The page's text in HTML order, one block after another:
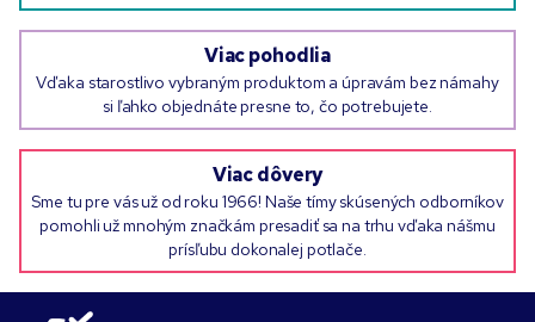
Viac pohodlia
Vďaka starostlivo vybraným produktom a úpravám bez námahy
si ľahko objednáte presne to, čo potrebujete.
Viac dôvery
Sme tu pre vás už od roku 1966! Naše tímy skúsených odborníkov
pomohli už mnohým značkám presadiť sa na trhu vďaka nášmu
prísľubu dokonalej potlače.